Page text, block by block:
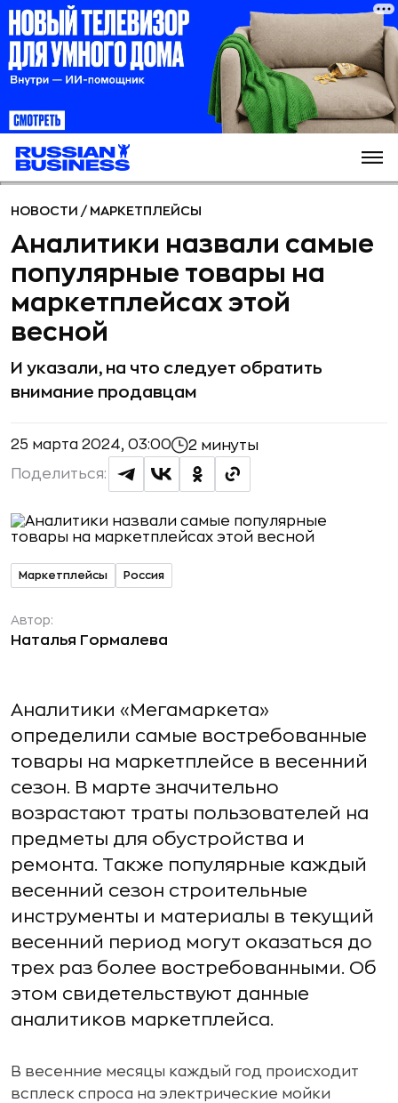
НОВОСТИ / МАРКЕТПЛЕЙСЫ
Аналитики назвали самые
популярные товары на
маркетплейсах этой
весной
И указали, на что следует обратить
внимание продавцам
25 марта 2024, 03:00 2 минуты
Поделиться:
Маркетплейсы Россия
Автор:
Наталья Гормалева
Аналитики «Мегамаркета»
определили самые востребованные
товары на маркетплейсе в весенний
сезон. В марте значительно
возрастают траты пользователей на
предметы для обустройства и
ремонта. Также популярные каждый
весенний сезон строительные
инструменты и материалы в текущий
весенний период могут оказаться до
трех раз более востребованными. Об
этом свидетельствуют данные
аналитиков маркетплейса.
В весенние месяцы каждый год происходит
всплеск спроса на электрические мойки